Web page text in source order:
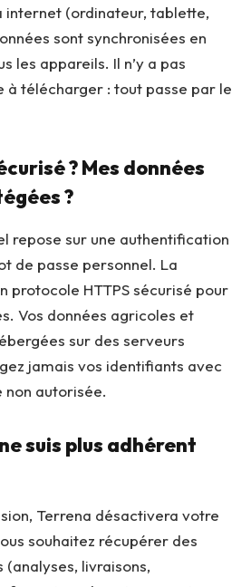
internet (ordinateur, tablette,
sont synchronisées en
les appareils. Il n’y a pas
à télécharger : tout passe par le
? Mes données
?
repose sur une authentification
de passe personnel. La
protocole HTTPS sécurisé pour
Vos données agricoles et
sur des serveurs
jamais vos identifiants avec
non autorisée.
suis plus adhérent
Terrena désactivera votre
souhaitez récupérer des
livraisons,